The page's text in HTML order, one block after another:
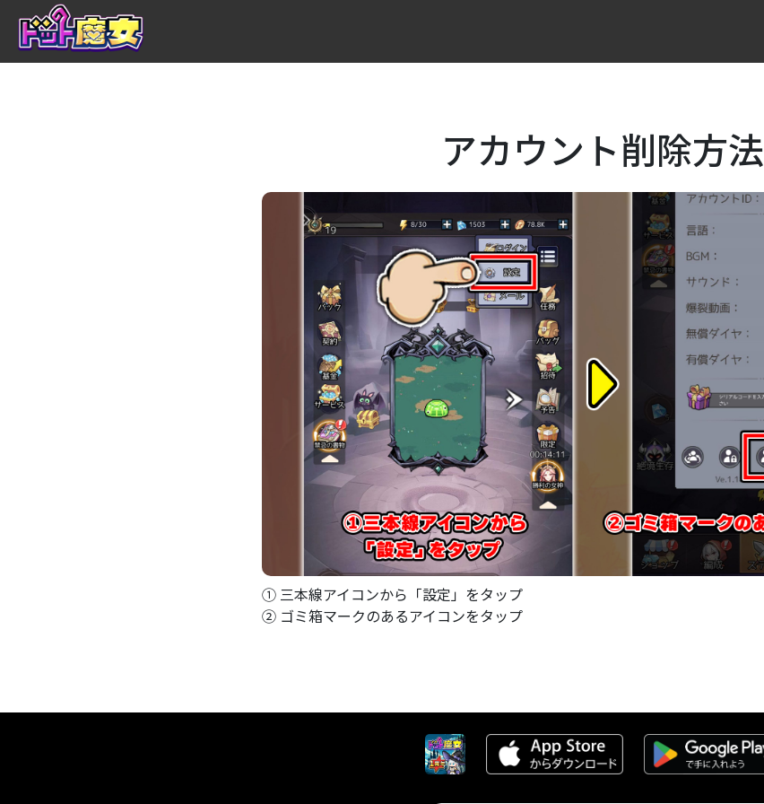
アカウント削除方法
① 三本線アイコンから「設定」をタップ
② ゴミ箱マークのあるアイコンをタップ